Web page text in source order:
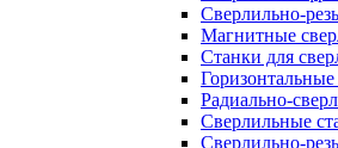
Сверлильно-
Магнитные
Станки для
Радиально-
Сверлильные
Сверлильно-